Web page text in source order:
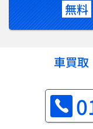
無料
車買取